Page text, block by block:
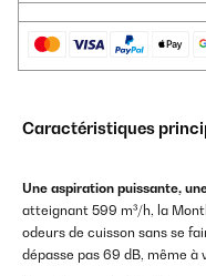
Caractéristiques
Une aspiration puissante,
atteignant 599 m³/h, la
odeurs de cuisson sans se
dépasse pas 69 dB, même à